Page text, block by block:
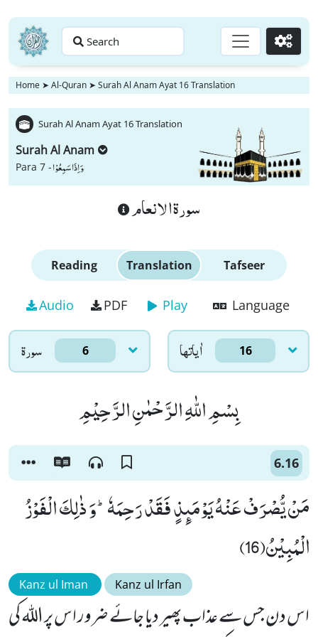
Search Go
Home ➤ Al-Quran ➤ Surah Al Anam Ayat 16 Translation
Surah Al Anam Ayat 16 Translation
Surah Al Anam
Para 7 -وَ اِذَا سَمِعُوْا
سورة الانعام
Reading Translation Tafseer
Audio PDF Play Language
سورۃ 6 اٰياتها 16
بِسْمِ اللّٰهِ الرَّحْمٰنِ الرَّحِیْمِ
6.16
مَنْ یُّصْرَفْ عَنْهُ یَوْمَىٕذٍ فَقَدْ رَحِمَهٗؕ-وَ ذٰلِكَ الْفَوْزُ
الْمُبِیْنُ(16)
Kanz ul Iman Kanz ul Irfan
اس دن جس سے عذاب پھیر دیا جائے ضرور اس پر اللہ کی